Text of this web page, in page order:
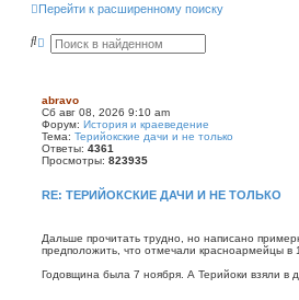
Перейти к расширенному поиску
П Р
р
е
н
н
ы
й
о
к
abravo
Сб авг 08, 2026 9:10 am
Форум: История и краеведение
Тема: Терийокские дачи и не только
Ответы: 4361
Просмотры: 823935
RE: ТЕРИЙОКСКИЕ ДАЧИ И НЕ ТОЛЬКО
Дальше прочитать трудно, но написано
предположить, что отмечали красноармейцы
Годовщина была 7 ноября. А Терийоки взяли в